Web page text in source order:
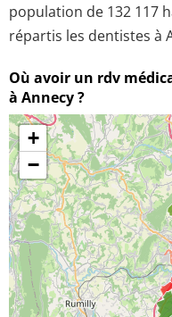
population de 132 117
répartis les dentistes à
Où avoir un rdv
à Annecy ?
+
−